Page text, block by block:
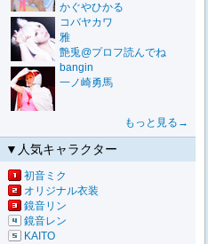
かぐやひかる
コバヤカワ
雅
艶兎@プロフ読んでね
bangin
一ノ崎勇馬
もっと見る→
▼人気キャラクター
初音ミク
オリジナル衣装
鏡音リン
鏡音レン
KAITO